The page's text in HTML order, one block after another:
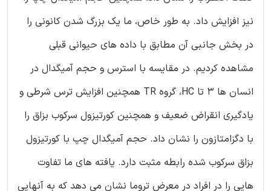
نیز افزایش داد. به طور خاص، ما یک بزرگ شدن کانونی را
در بخش جانبی آن مطابق با داده های حیوانی قبلی
مشاهده کردیم. در مقایسه با استرس و حجم آمیگدال در
انسان ها 3 تا HC، گروه TR همچنین افزایش ترس شرطی و
یادگیری انقراض ضعیف و همچنین کورتیزول سرکوب بزاق را
با دگزامتازون را نشان داد. حجم آمیگدال چپ با کورتیزول
بزاق سرکوب شده رابطه مثبت دارد. یافته های ما تفاوت
هایی را در افراد در معرض تروما نشان می دهد که به آنهایی